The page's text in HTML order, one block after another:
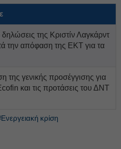
δηλώσεις της Κριστίν Λαγκάρντ
την απόφαση της ΕΚΤ για τα
της γενικής προσέγγισης για
και τις προτάσεις του ΔΝΤ
κρίση